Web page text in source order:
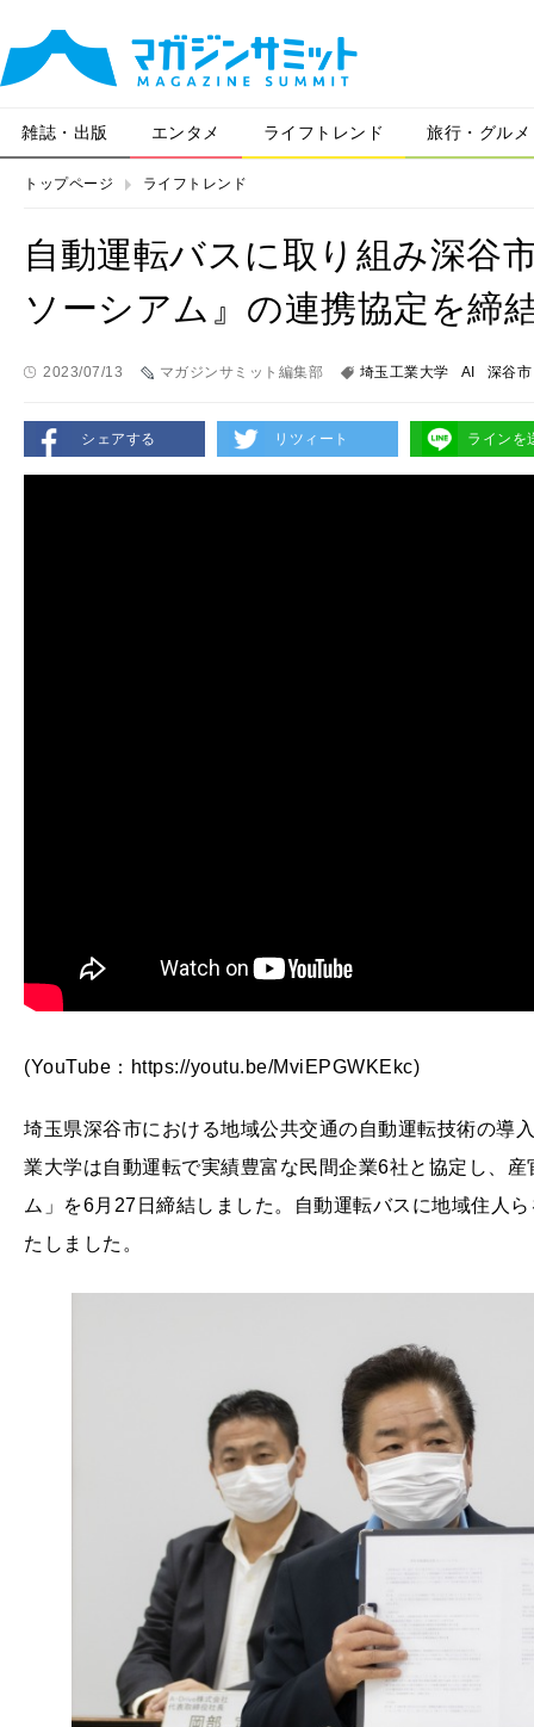
雑誌・出版 エンタメ ライフトレンド 旅行・グルメ
トップページ ライフトレンド
自動運転バスに取り組み深谷
ソーシアム』の連携協定を締
2023/07/13 マガジンサミット編集部 埼玉工業大学 AI 深谷市
シェアする リツィート ラインを
(YouTube：https://youtu.be/MviEPGWKEkc)
埼玉県深谷市における地域公共交通の自動運転技術の導
業大学は自動運転で実績豊富な民間企業6社と協定し、
ム」を6月27日締結しました。自動運転バスに地域住人
たしました。